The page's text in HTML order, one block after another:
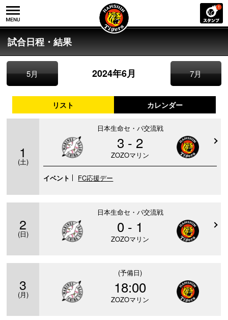
試合日程・結果
5月 2024年6月 7月
リスト カレンダー
1
(土)
日本生命セ・パ交流戦
3 - 2
ZOZOマリン
イベント FC応援デー
2
(日)
日本生命セ・パ交流戦
0 - 1
ZOZOマリン
3
(月)
(予備日)
18:00
ZOZOマリン